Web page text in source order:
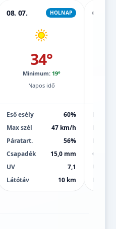
08. 07. HOLNAP
34°
Minimum: 19°
Napos idő
Eső esély
60%
Max szél
47 km/h
Páratart.
56%
Csapadék
15,0 mm
UV
7,1
Látótáv
10 km
08. 08.
Eső
Max
UV
Látótáv